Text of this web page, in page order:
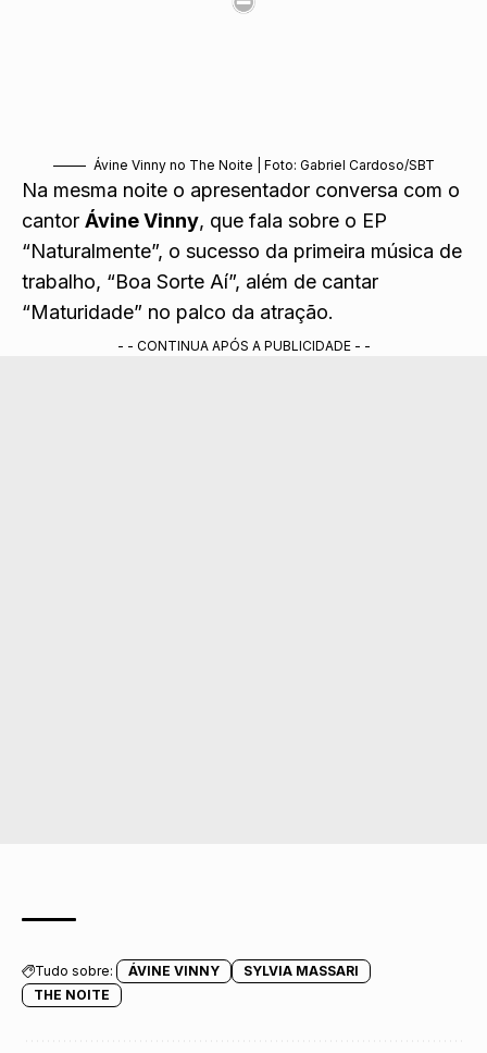
Ávine Vinny no The Noite | Foto: Gabriel Cardoso/SBT
Na mesma noite o apresentador conversa com o
cantor Ávine Vinny, que fala sobre o EP
“Naturalmente”, o sucesso da primeira música de
trabalho, “Boa Sorte Aí”, além de cantar
“Maturidade” no palco da atração.
- - CONTINUA APÓS A PUBLICIDADE - -
Tudo sobre: ÁVINE VINNY
SYLVIA MASSARI
THE NOITE